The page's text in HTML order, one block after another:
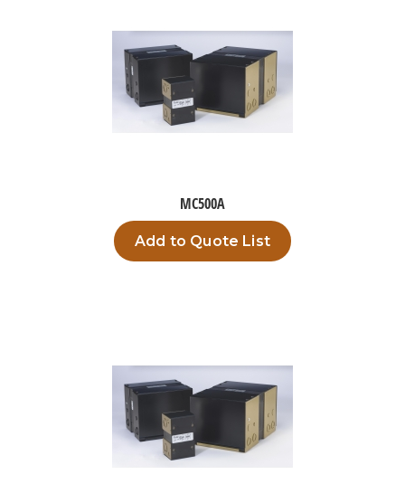
MC500A
Add to Quote List